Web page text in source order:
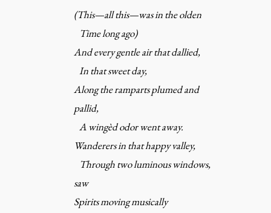
(This—all this—was in the olden
Time long ago)
And every gentle air that dallied,
In that sweet day,
Along the ramparts plumed and
pallid,
A wingèd odor went away.
Wanderers in that happy valley,
Through two luminous windows,
saw
Spirits moving musically